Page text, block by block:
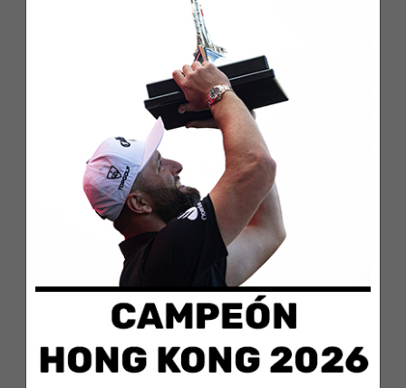
nombre, Davis Thompson. El español se fajó
como un jabato en una ronda final de nervios y
angustia. Empezó con muchos bríos Jon,
tratando de imponer si ley desde el principio,
pero el joven norteamericano no se achantó.
Los putts de Jon empezaron a limar bordes.
Todo lo que entraba los dos primeros días y
medio, de pronto, dejó de hacerlo. Thompson
llegó empatarle en el liderato a falta de cinco
hoyos y por detrás venía apretando una
manada de lobos, entre los que estaban Chris
Kirk y Xander Schauffele.
Rahm aguantó mientras los putts se resistían.
Salvó en el 14 una situación muy delicada, con
Thompson pateando para birdie desde tres